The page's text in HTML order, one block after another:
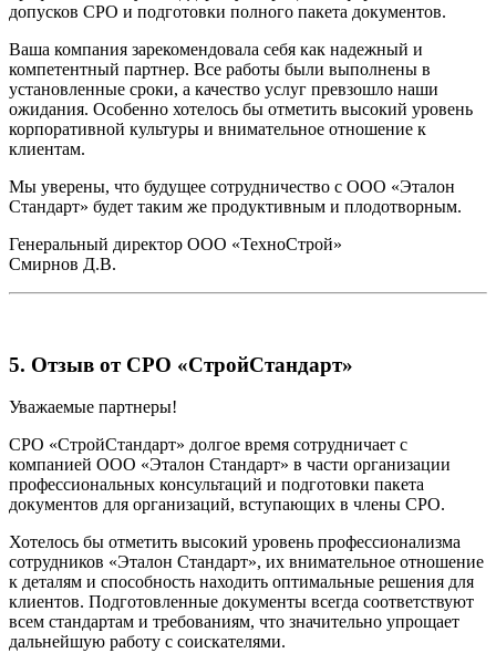
допусков СРО и подготовки полного пакета документов.
Ваша компания зарекомендовала себя как надежный и
компетентный партнер. Все работы были выполнены в
установленные сроки, а качество услуг превзошло наши
ожидания. Особенно хотелось бы отметить высокий уровень
корпоративной культуры и внимательное отношение к
клиентам.
Мы уверены, что будущее сотрудничество с ООО «Эталон
Стандарт» будет таким же продуктивным и плодотворным.
Генеральный директор ООО «ТехноСтрой»
Смирнов Д.В.
5. Отзыв от СРО «СтройСтандарт»
Уважаемые партнеры!
СРО «СтройСтандарт» долгое время сотрудничает с
компанией ООО «Эталон Стандарт» в части организации
профессиональных консультаций и подготовки пакета
документов для организаций, вступающих в члены СРО.
Хотелось бы отметить высокий уровень профессионализма
сотрудников «Эталон Стандарт», их внимательное отношение
к деталям и способность находить оптимальные решения для
клиентов. Подготовленные документы всегда соответствуют
всем стандартам и требованиям, что значительно упрощает
дальнейшую работу с соискателями.